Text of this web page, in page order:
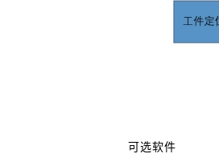
可选软件